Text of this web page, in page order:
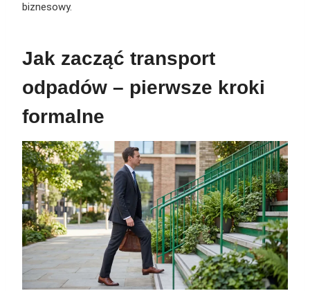
biznesowy.
Jak zacząć transport
odpadów – pierwsze kroki
formalne